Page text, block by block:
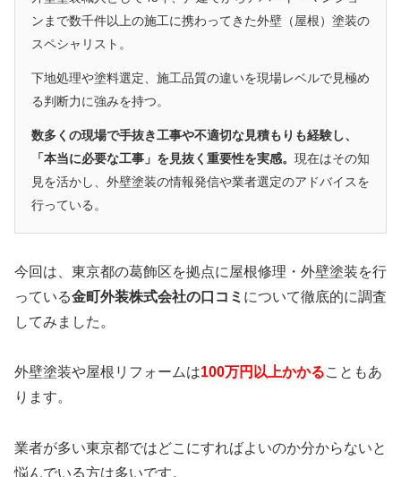
ンまで数千件以上の施工に携わってきた外壁（屋根）塗装の
スペシャリスト。
下地処理や塗料選定、施工品質の違いを現場レベルで見極め
る判断力に強みを持つ。
数多くの現場で手抜き工事や不適切な見積もりも経験し、
「本当に必要な工事」を見抜く重要性を実感。 現在はその知
見を活かし、外壁塗装の情報発信や業者選定のアドバイスを
行っている。
今回は、東京都の葛飾区を拠点に屋根修理・外壁塗装を行
っている金町外装株式会社の口コミ について徹底的に調査
してみました。
外壁塗装や屋根リフォームは100万円以上かかることもあ
ります。
業者が多い東京都ではどこにすればよいのか分からないと
悩んでいる方は多いです。